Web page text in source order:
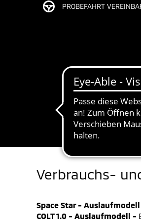
PROBEFAHRT
Verbrauchs-
Space Star -
COLT 1.0 - Auslaufmodell -